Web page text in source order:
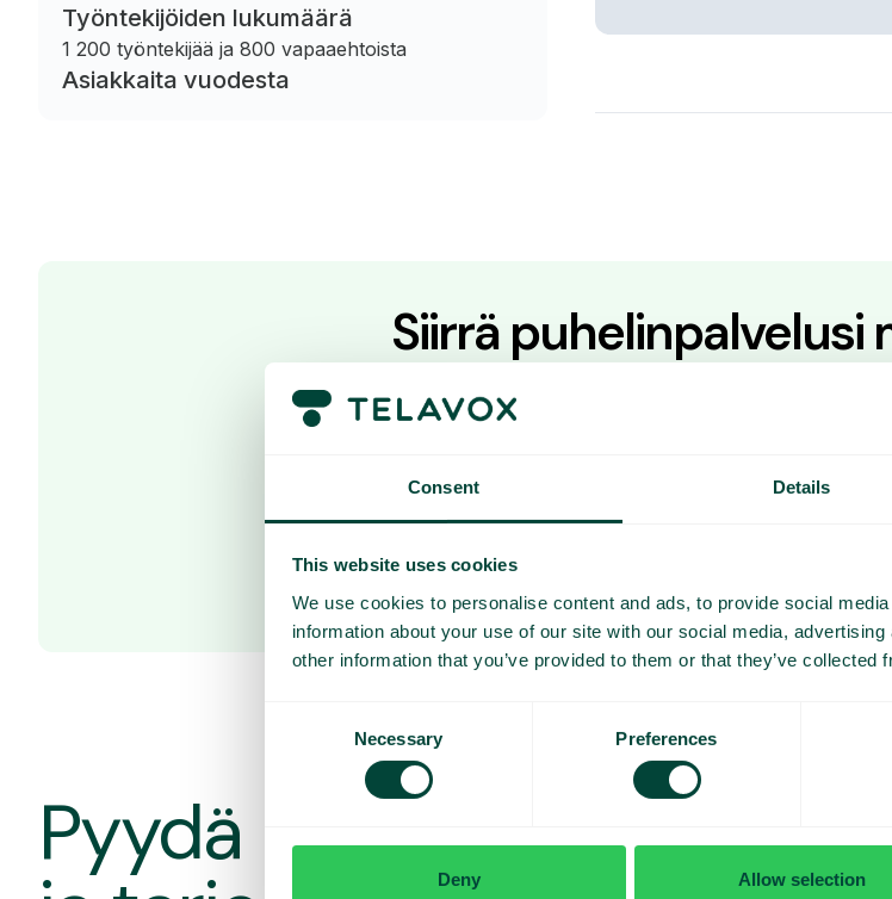
Consent Details
This website uses cookies
We use cookies to personalise content and ads, to provide social
information about your use of our site with our social media,
other information that you’ve provided to them or that they’ve
Necessary Preferences
Deny Allow selection
Työntekijöiden lukumäärä
1 200 työntekijää ja 800 vapaaehtoista
Asiakkaita vuodesta
Siirrä puhelinpalvelusi
Pyydä räätälöity esittely